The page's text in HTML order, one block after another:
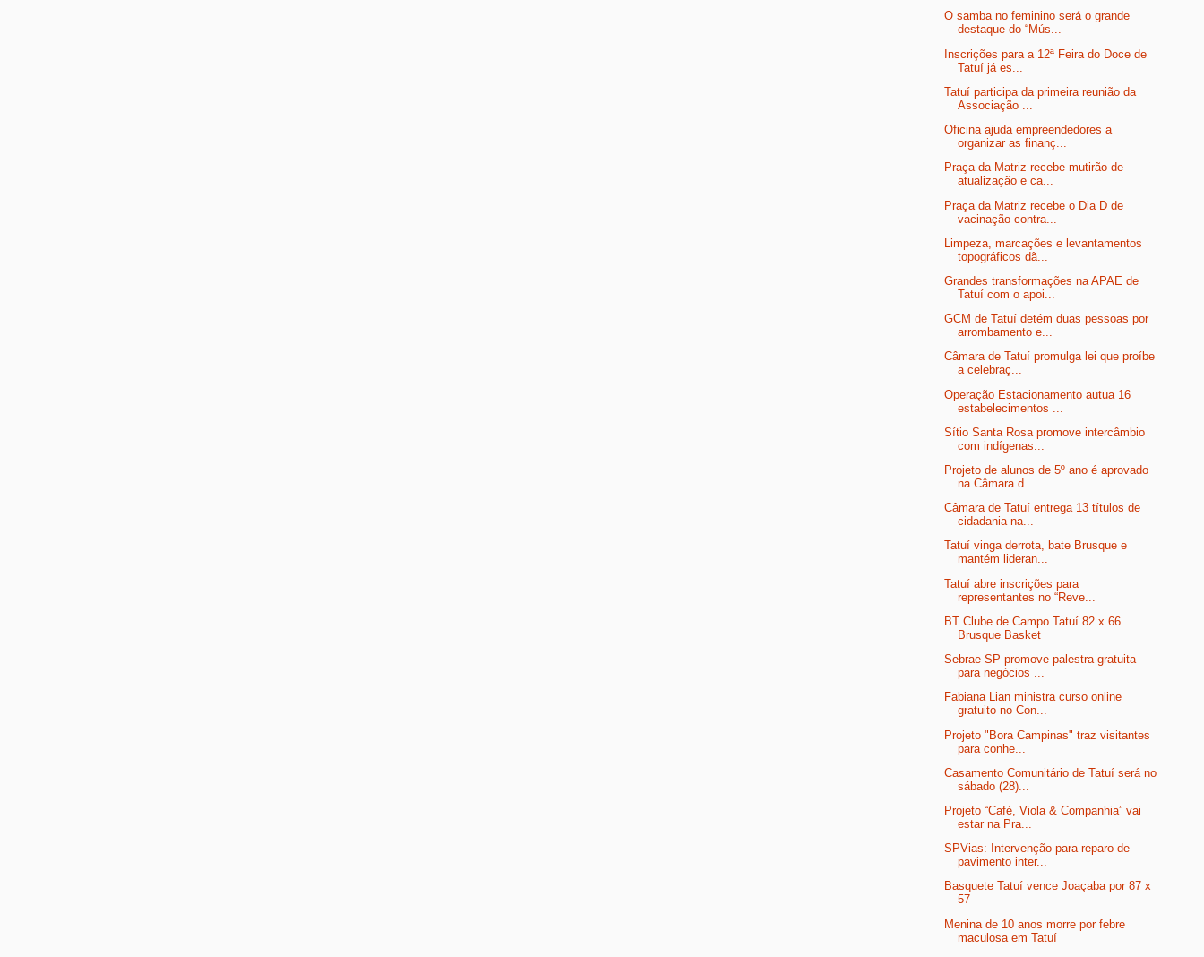
O samba no feminino será o grande
destaque do “Mús...
Inscrições para a 12ª Feira do Doce de
Tatuí já es...
Tatuí participa da primeira reunião da
Associação ...
Oficina ajuda empreendedores a
organizar as finanç...
Praça da Matriz recebe mutirão de
atualização e ca...
Praça da Matriz recebe o Dia D de
vacinação contra...
Limpeza, marcações e levantamentos
topográficos dã...
Grandes transformações na APAE de
Tatuí com o apoi...
GCM de Tatuí detém duas pessoas por
arrombamento e...
Câmara de Tatuí promulga lei que proíbe
a celebraç...
Operação Estacionamento autua 16
estabelecimentos ...
Sítio Santa Rosa promove intercâmbio
com indígenas...
Projeto de alunos de 5º ano é aprovado
na Câmara d...
Câmara de Tatuí entrega 13 títulos de
cidadania na...
Tatuí vinga derrota, bate Brusque e
mantém lideran...
Tatuí abre inscrições para
representantes no “Reve...
BT Clube de Campo Tatuí 82 x 66
Brusque Basket
Sebrae-SP promove palestra gratuita
para negócios ...
Fabiana Lian ministra curso online
gratuito no Con...
Projeto "Bora Campinas" traz visitantes
para conhe...
Casamento Comunitário de Tatuí será no
sábado (28)...
Projeto “Café, Viola & Companhia” vai
estar na Pra...
SPVias: Intervenção para reparo de
pavimento inter...
Basquete Tatuí vence Joaçaba por 87 x
57
Menina de 10 anos morre por febre
maculosa em Tatuí